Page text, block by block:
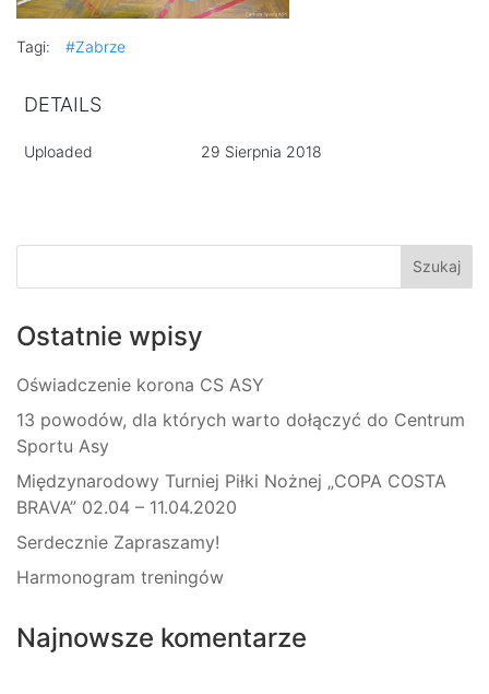
Tagi: #Zabrze
DETAILS
Uploaded 29 Sierpnia 2018
Ostatnie wpisy
Oświadczenie korona CS ASY
13 powodów, dla których warto dołączyć do Centrum
Sportu Asy
Międzynarodowy Turniej Piłki Nożnej „COPA COSTA
BRAVA” 02.04 – 11.04.2020
Serdecznie Zapraszamy!
Harmonogram treningów
Najnowsze komentarze